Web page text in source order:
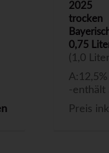
2025
trocken
0,75
(1,0
-enthält
Preis